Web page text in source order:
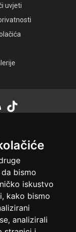
bismo
iskustvo
kako bismo
analizirali
uvjeti